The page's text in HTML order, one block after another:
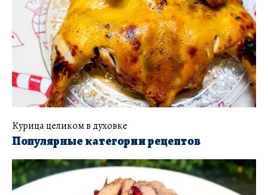
Курица целиком в духовке
Популярные категории рецептов